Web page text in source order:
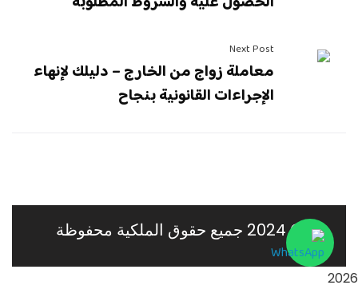
Next Post
معاملة زواج من الخارج – دليلك لإنهاء
الإجراءات القانونية بنجاح
© 2024 جميع حقوق الملكية محفوظة
2026